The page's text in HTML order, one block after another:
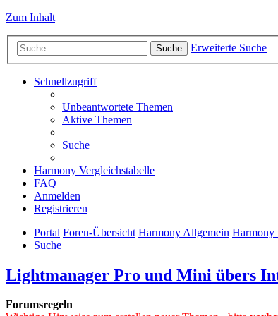
Zum Inhalt
Suche Erweiterte Suche
Schnellzugriff
Unbeantwortete Themen
Aktive Themen
Suche
Harmony Vergleichstabelle
FAQ
Anmelden
Registrieren
Portal Foren-Übersicht Harmony Allgemein Harmony
Suche
Lightmanager Pro und Mini übers
Forumsregeln